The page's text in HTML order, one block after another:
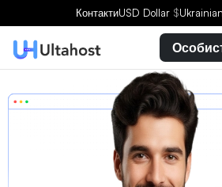
КонтактиUSD Dollar $Ukrainian